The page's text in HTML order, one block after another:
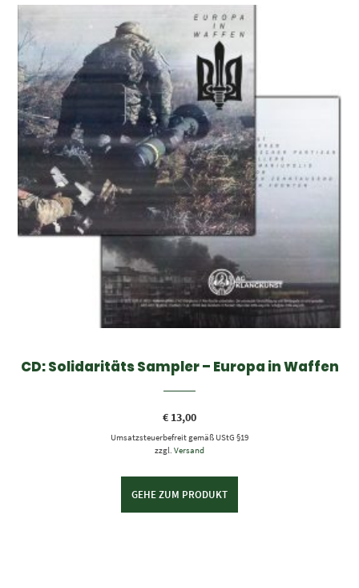
CD: Solidaritäts Sampler – Europa in Waffen
€ 13,00
Umsatzsteuerbefreit gemäß UStG §19
zzgl. Versand
GEHE ZUM PRODUKT